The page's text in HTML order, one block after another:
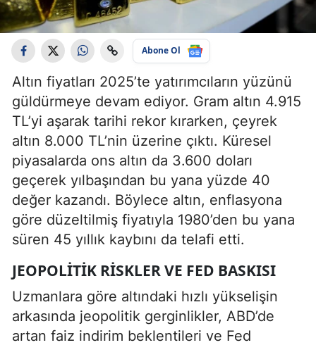
Abone Ol
Altın fiyatları 2025’te yatırımcıların yüzünü
güldürmeye devam ediyor. Gram altın 4.915
TL’yi aşarak tarihi rekor kırarken, çeyrek
altın 8.000 TL’nin üzerine çıktı. Küresel
piyasalarda ons altın da 3.600 doları
geçerek yılbaşından bu yana yüzde 40
değer kazandı. Böylece altın, enflasyona
göre düzeltilmiş fiyatıyla 1980’den bu yana
süren 45 yıllık kaybını da telafi etti.
JEOPOLITIK RISKLER VE FED BASKISI
Uzmanlara göre altındaki hızlı yükselişin
arkasında jeopolitik gerginlikler, ABD’de
artan faiz indirim beklentileri ve Fed